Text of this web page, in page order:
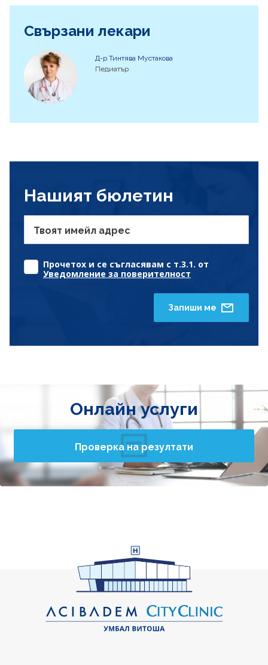
Свързани лекари
Д-р Тинтява Мустакова
Педиатър
Нашият бюлетин
Твоят имейл адрес
Прочетох и се съгласявам с т.3.1. от
Уведомление за поверителност
Запиши ме
Онлайн услуги
Проверка на резултати